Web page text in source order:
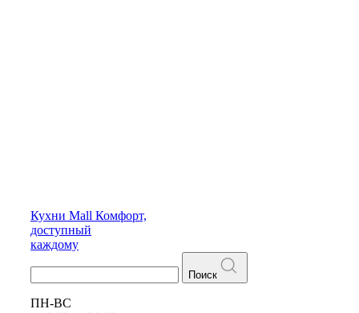
Кухни Mall Комфорт,
доступный
каждому
Поиск
ПН-ВС